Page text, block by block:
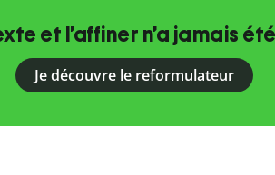
et l’affiner n’a jamais
Je découvre le reformulateur